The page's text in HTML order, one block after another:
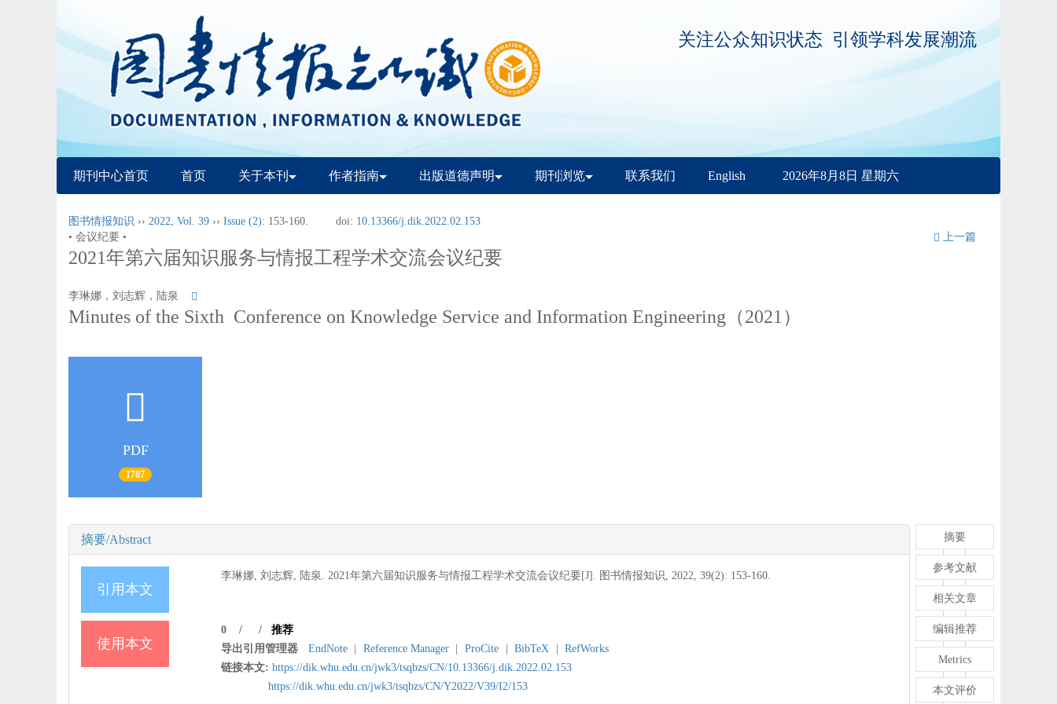
关注公众知识状态 引领学科发展潮流
期刊中心首页 首页 关于本刊 作者指南 出版道德声明 期刊浏览 联系我们 English 2026年8月8日 星期六
图书情报知识 ›› 2022, Vol. 39 ›› Issue (2): 153-160. doi: 10.13366/j.dik.2022.02.153
• 会议纪要 •
上一篇
2021年第六届知识服务与情报工程学术交流会议纪要
李琳娜，刘志辉，陆泉
Minutes of the Sixth Conference on Knowledge Service and Information Engineering（2021）
PDF
1787
摘要/Abstract
引用本文
李琳娜, 刘志辉, 陆泉. 2021年第六届知识服务与情报工程学术交流会议纪要[J]. 图书情报知识, 2022, 39(2): 153-160.
使用本文
0 / / 推荐
导出引用管理器
EndNote Reference Manager ProCite BibTeX
RefWorks
链接本文: https://dik.whu.edu.cn/jwk3/tsqbzs/CN/10.13366/j.dik.2022.02.153
https://dik.whu.edu.cn/jwk3/tsqbzs/CN/Y2022/V39/I2/153
摘要
参考文献
相关文章
编辑推荐
Metrics
本文评价